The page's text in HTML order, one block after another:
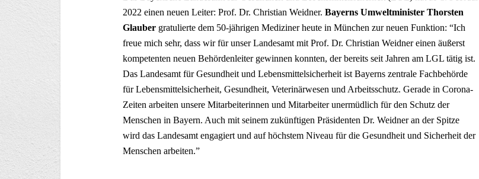
2022 einen neuen Leiter: Prof. Dr. Christian Weidner. Bayerns Umweltminister Thorsten
Glauber gratulierte dem 50-jährigen Mediziner heute in München zur neuen Funktion: “Ich
freue mich sehr, dass wir für unser Landesamt mit Prof. Dr. Christian Weidner einen äußerst
kompetenten neuen Behördenleiter gewinnen konnten, der bereits seit Jahren am LGL tätig ist.
Das Landesamt für Gesundheit und Lebensmittelsicherheit ist Bayerns zentrale Fachbehörde
für Lebensmittelsicherheit, Gesundheit, Veterinärwesen und Arbeitsschutz. Gerade in Corona-
Zeiten arbeiten unsere Mitarbeiterinnen und Mitarbeiter unermüdlich für den Schutz der
Menschen in Bayern. Auch mit seinem zukünftigen Präsidenten Dr. Weidner an der Spitze
wird das Landesamt engagiert und auf höchstem Niveau für die Gesundheit und Sicherheit der
Menschen arbeiten.”